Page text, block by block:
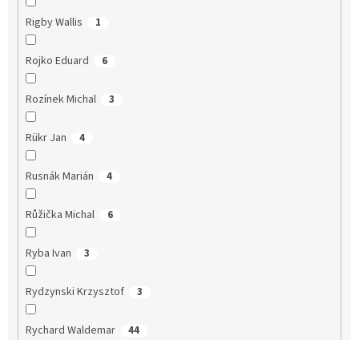
Rigby Wallis 1
Rojko Eduard 6
Rozínek Michal 3
Rükr Jan 4
Rusnák Marián 4
Růžička Michal 6
Ryba Ivan 3
Rydzynski Krzysztof 3
Rychard Waldemar 44